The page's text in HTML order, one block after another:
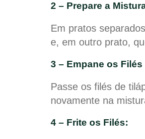
2 – Prepare a
Em pratos
e, em outro prato,
3 – Empane os
Passe os filés de
novamente na
4 – Frite os Filés: